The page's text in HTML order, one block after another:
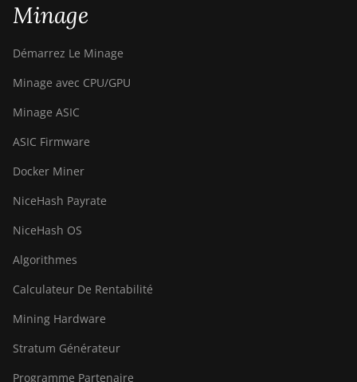
Minage
Démarrez Le Minage
Minage avec CPU/GPU
Minage ASIC
ASIC Firmware
Docker Miner
NiceHash Payrate
NiceHash OS
Algorithmes
Calculateur De Rentabilité
Mining Hardware
Stratum Générateur
Programme Partenaire